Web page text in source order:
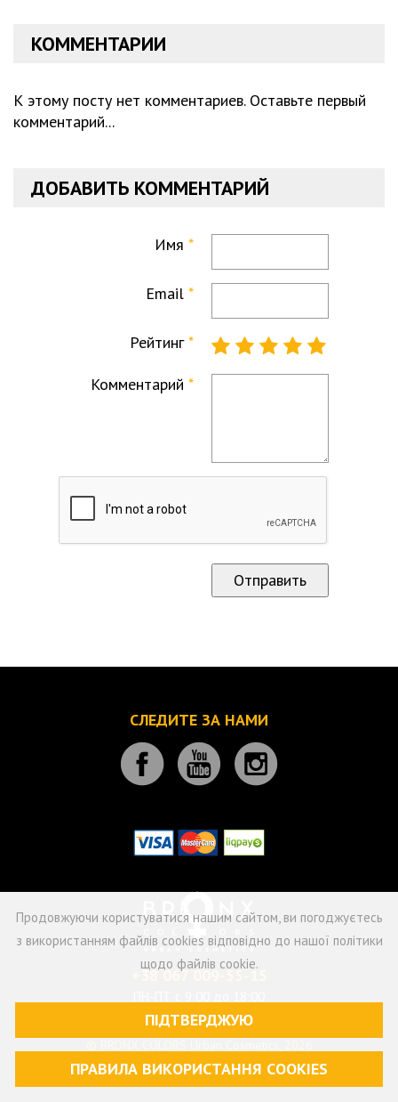
КОММЕНТАРИИ
К этому посту нет комментариев. Оставьте первый
комментарий...
ДОБАВИТЬ КОММЕНТАРИЙ
Имя
Email
Рейтинг
Комментарий
+38 067 009-55-15
СЛЕДИТЕ ЗА НАМИ
Продовжуючи користуватися нашим сайтом, ви погоджуєтесь
з використанням файлів cookies відповідно до нашої політики
щодо файлів cookie.
ПІДТВЕРДЖУЮ
ПРАВИЛА ВИКОРИСТАННЯ СOOKIES